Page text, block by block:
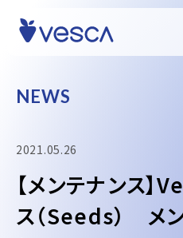
NEWS
2021.05.26
【メンテナンス
ス（Seeds） メ